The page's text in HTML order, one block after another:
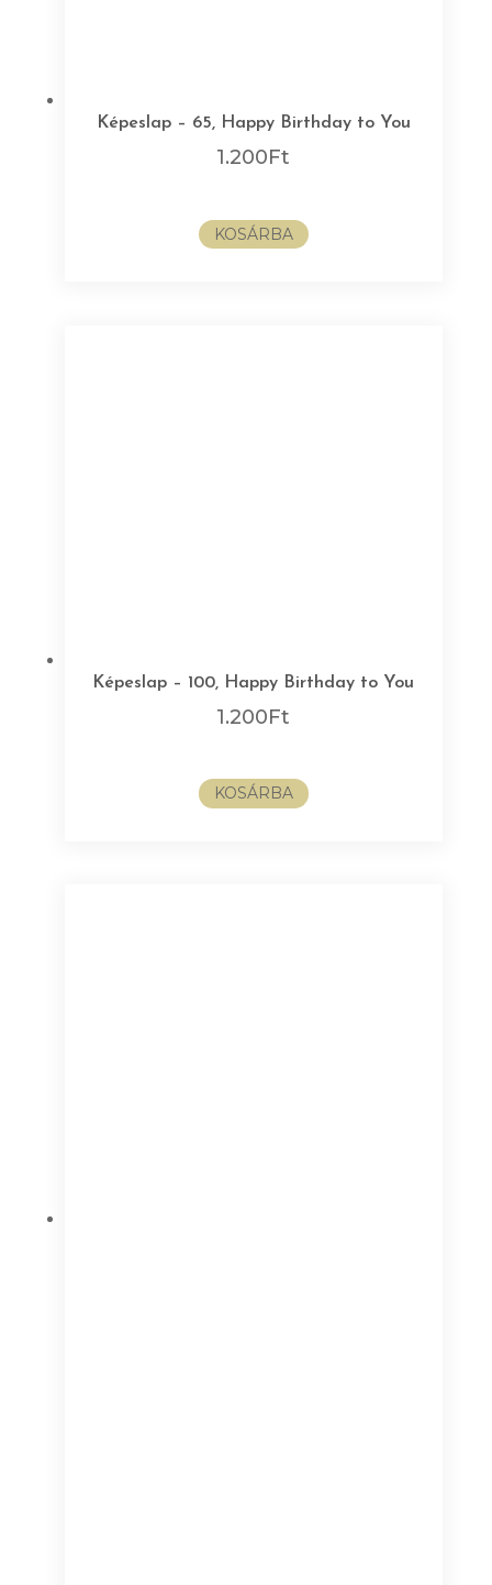
Képeslap – 65, Happy Birthday to You
1.200Ft
KOSÁRBA
Képeslap – 100, Happy Birthday to You
1.200Ft
KOSÁRBA